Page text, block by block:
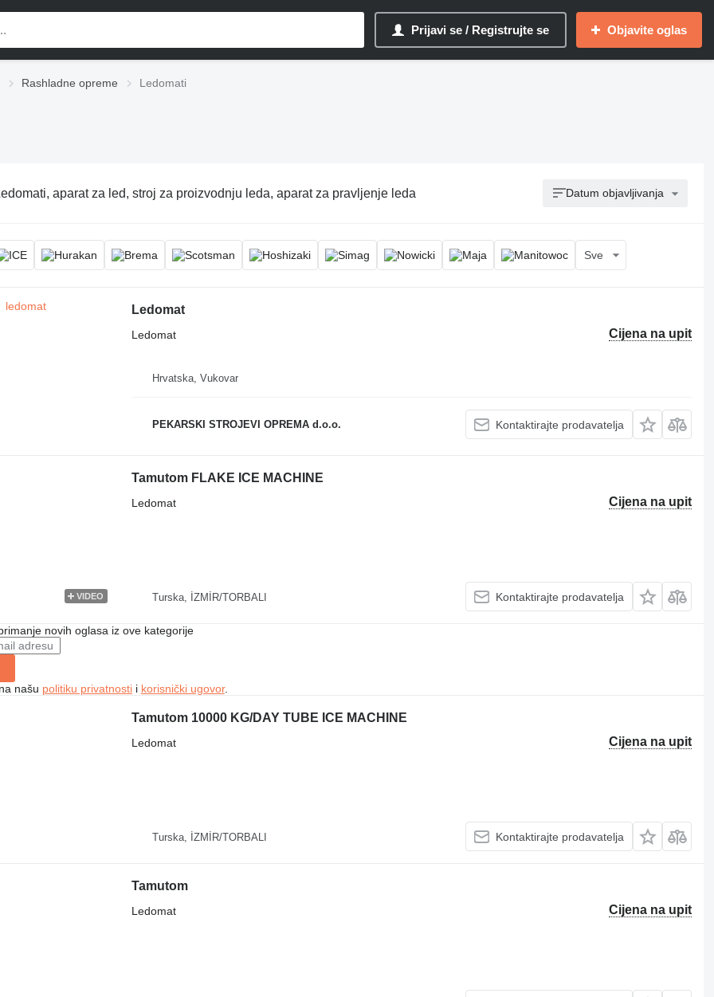
Prijavi se / Registrujte se Objavite oglas
Rashladne opreme Ledomati
aparat za led, stroj za proizvodnju leda, aparat za pravljenje leda Datum objavljivanja
Sve
Ledomat
Cijena na upit
Ledomat
Hrvatska, Vukovar
PEKARSKI STROJEVI OPREMA d.o.o. Kontaktirajte prodavatelja
VIDEO
Tamutom FLAKE ICE MACHINE
Cijena na upit
Ledomat
Turska, İZMİR/TORBALI Kontaktirajte prodavatelja
novih oglasa iz ove kategorije
našu politiku privatnostii korisnički ugovor.
Tamutom 10000 KG/DAY TUBE ICE MACHINE
Cijena na upit
Ledomat
Turska, İZMİR/TORBALI Kontaktirajte prodavatelja
Tamutom
Cijena na upit
Ledomat